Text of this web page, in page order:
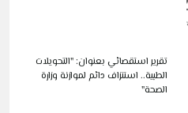
تقرير استقصائي بعنوان: "التحويلات
الطبية.. استنزاف دائم لموازنة وزارة
الصحة"